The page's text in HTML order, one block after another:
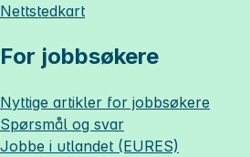
Nettstedkart
For jobbsøkere
Nyttige artikler for jobbsøkere
Spørsmål og svar
Jobbe i utlandet (EURES)